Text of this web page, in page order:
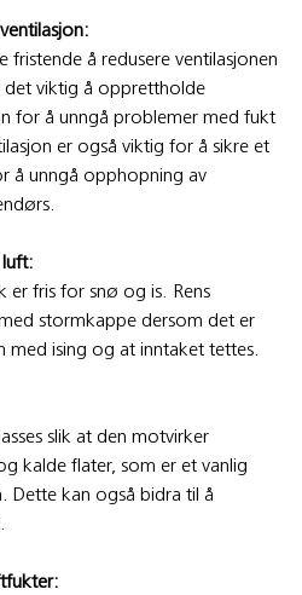
fristende å redusere ventilasjonen
det viktig å opprettholde
for å unngå problemer med fukt
er også viktig for å sikre et
å unngå opphopning av
er fris for snø og is. Rens
stormkappe dersom det er
med ising og at inntaket tettes.
slik at den motvirker
kalde flater, som er et vanlig
Dette kan også bidra til å